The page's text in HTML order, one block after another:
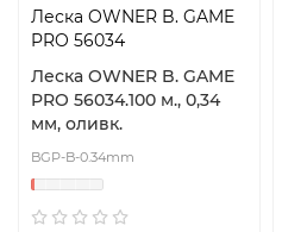
Леска OWNER B. GAME
PRO 56034
Леска OWNER B. GAME
PRO 56034.100 м., 0,34
мм, оливк.
BGP-B-0.34mm